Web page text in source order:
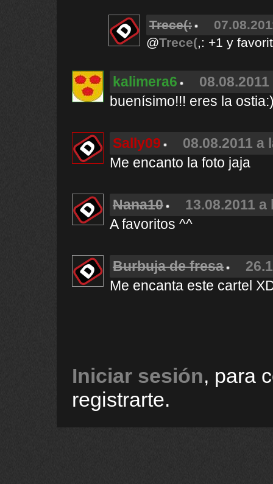
Trece(:
@Trece(,: +1 y
kalimera6
buenísimo!!! eres la
Sally09
08.08.2011 a
Me encanto la foto jaja
Nana10
13.08.2011 a
A favoritos ^^
Burbuja de fresa
Me encanta este cartel
Iniciar sesión, para
registrarte.